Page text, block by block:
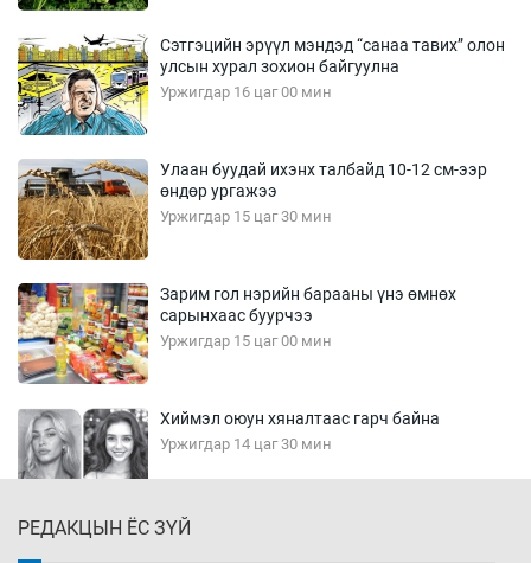
Сэтгэцийн эрүүл мэндэд “санаа тавих” олон
улсын хурал зохион байгуулна
Уржигдар 16 цаг 00 мин
Улаан буудай ихэнх талбайд 10-12 см-ээр
өндөр ургажээ
Уржигдар 15 цаг 30 мин
Зарим гол нэрийн барааны үнэ өмнөх
сарынхаас буурчээ
Уржигдар 15 цаг 00 мин
Хиймэл оюун хяналтаас гарч байна
Уржигдар 14 цаг 30 мин
РЕДАКЦЫН ЁС ЗҮЙ